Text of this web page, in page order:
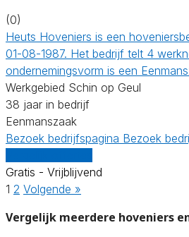
(0)
Heuts Hoveniers is een
01-08-1987. Het bedrijf telt 4
ondernemingsvorm is een
Werkgebied Schin op Geul
38 jaar in bedrijf
Eenmanszaak
Bezoek bedrijfspagina Bezoek
Gratis - Vrijblijvend
1 2 Volgende »
Vergelijk meerdere hoveniers